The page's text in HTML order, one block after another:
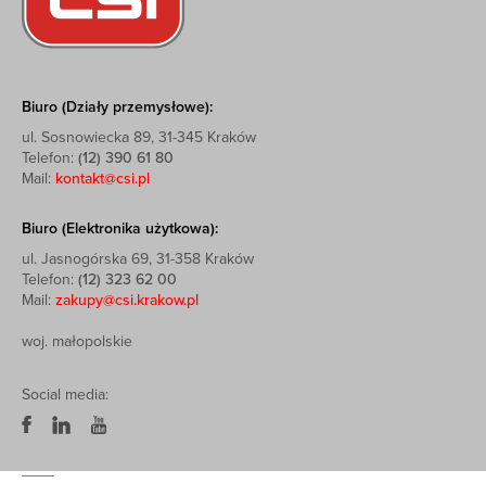
Biuro (Działy przemysłowe):
ul. Sosnowiecka 89, 31-345 Kraków
Telefon: (12) 390 61 80
Mail: kontakt@csi.pl
Biuro (Elektronika użytkowa):
ul. Jasnogórska 69, 31-358 Kraków
Telefon: (12) 323 62 00
Mail: zakupy@csi.krakow.pl
woj. małopolskie
Social media: